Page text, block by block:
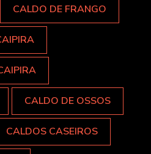
CALDO DE FRANGO
CALDO DE OSSOS
CALDOS CASEIROS